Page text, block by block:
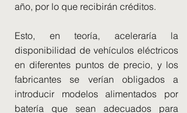
año, por lo que recibirán créditos.
Esto, en teoría, aceleraría la
disponibilidad de vehículos eléctricos
en diferentes puntos de precio, y los
fabricantes se verían obligados a
introducir modelos alimentados por
batería que sean adecuados para